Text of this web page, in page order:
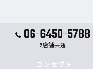
06-6450-5788
2店舗共通
コンセプト